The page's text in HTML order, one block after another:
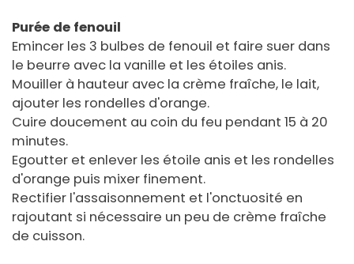
Purée de fenouil
Emincer les 3 bulbes de fenouil et faire suer dans
le beurre avec la vanille et les étoiles anis.
Mouiller à hauteur avec la crème fraîche, le lait,
ajouter les rondelles d'orange.
Cuire doucement au coin du feu pendant 15 à 20
minutes.
Egoutter et enlever les étoile anis et les rondelles
d'orange puis mixer finement.
Rectifier l'assaisonnement et l'onctuosité en
rajoutant si nécessaire un peu de crème fraîche
de cuisson.